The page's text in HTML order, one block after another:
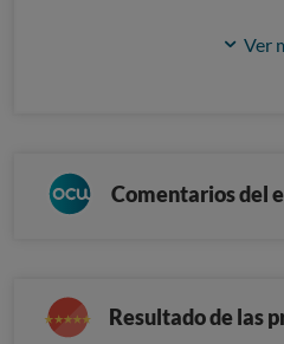
Ver
Comentarios del
Resultado de las